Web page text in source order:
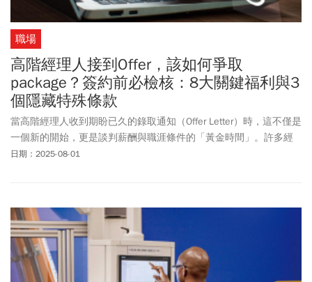
職場
高階經理人接到Offer，該如何爭取
package？簽約前必檢核：8大關鍵福利與3
個隱藏特殊條款
當高階經理人收到期盼已久的錄取通知（Offer Letter）時，這不僅是
一個新的開始，更是談判薪酬與職涯條件的「黃金時間」。許多經
理人常將焦點侷限在月薪高低，卻忽略了這階段的談判重點，其實
己未來職涯的發展潛力與權益。
日期：2025-08-01